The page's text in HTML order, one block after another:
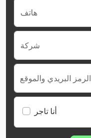
هاتف
شركة
الرمز البريدي والموقع
أنا تاجر